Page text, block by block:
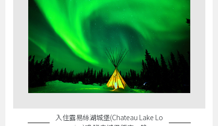
入住露易絲湖城堡(Chateau Lake Lo